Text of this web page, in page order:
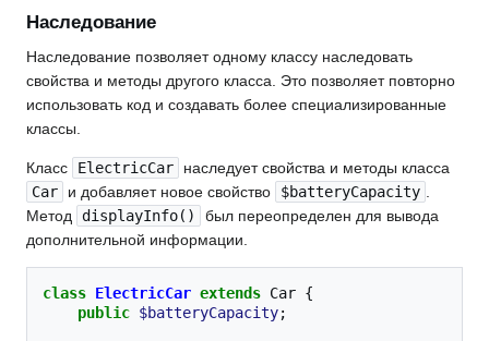
Наследование
Наследование позволяет одному классу наследовать
свойства и методы другого класса. Это позволяет повторно
использовать код и создавать более специализированные
классы.
Класс ElectricCar
наследует свойства и методы класса
Car
и добавляет новое свойство $batteryCapacity
Метод
displayInfo()
был переопределен для вывода
дополнительной информации.
class ElectricCar extends Car {
public $batteryCapacity;